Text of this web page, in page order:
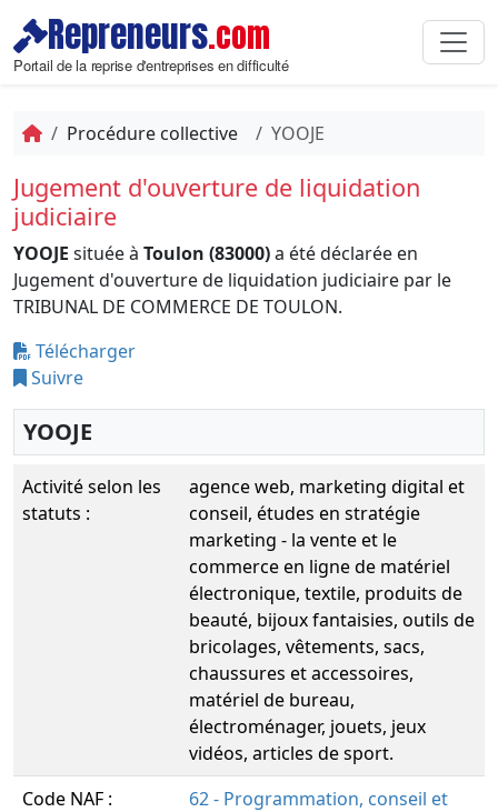
Repreneurs.com
Portail de la reprise d'entreprises en difficulté
Procédure collective YOOJE
Jugement d'ouverture de liquidation
judiciaire
YOOJE située à Toulon (83000)a été déclarée en
Jugement d'ouverture de liquidation judiciaire par le
TRIBUNAL DE COMMERCE DE TOULON.
Télécharger
Suivre
YOOJE
Activité selon les
statuts :
agence web, marketing digital et
conseil, études en stratégie
marketing - la vente et le
commerce en ligne de matériel
électronique, textile, produits de
beauté, bijoux fantaisies, outils de
bricolages, vêtements, sacs,
chaussures et accessoires,
matériel de bureau,
électroménager, jouets, jeux
vidéos, articles de sport.
Code NAF :
62 - Programmation, conseil et